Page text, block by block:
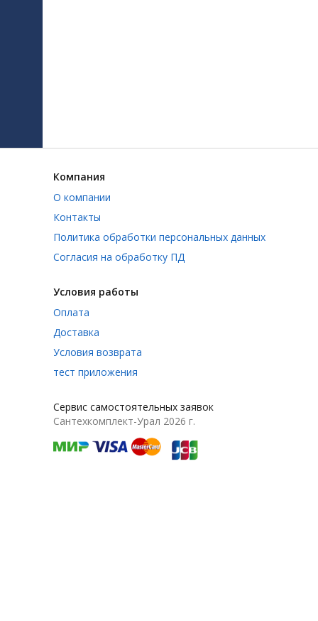
Компания
О компании
Контакты
Политика обработки персональных данных
Согласия на обработку ПД
Условия работы
Оплата
Доставка
Условия возврата
тест приложения
Сервис самостоятельных заявок
Сантехкомплект-Урал 2026 г.